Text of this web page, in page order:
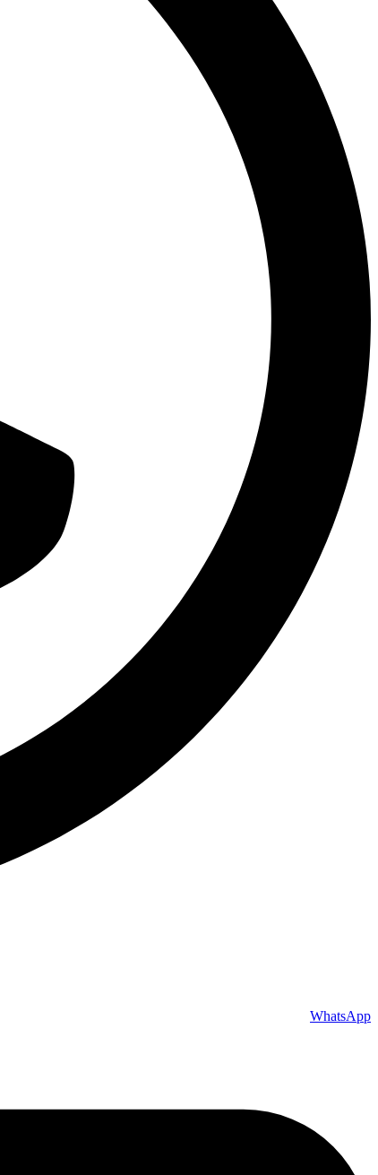
WhatsApp